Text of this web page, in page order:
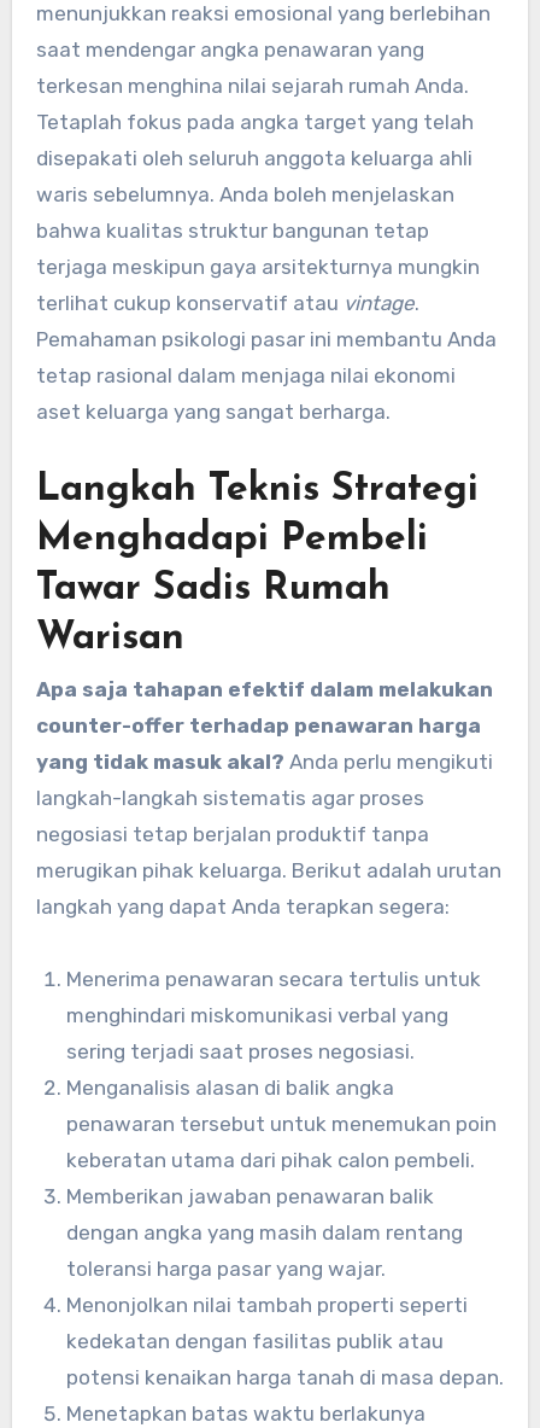
menunjukkan reaksi emosional yang berlebihan
saat mendengar angka penawaran yang
terkesan menghina nilai sejarah rumah Anda.
Tetaplah fokus pada angka target yang telah
disepakati oleh seluruh anggota keluarga ahli
waris sebelumnya. Anda boleh menjelaskan
bahwa kualitas struktur bangunan tetap
terjaga meskipun gaya arsitekturnya mungkin
terlihat cukup konservatif atau vintage.
Pemahaman psikologi pasar ini membantu Anda
tetap rasional dalam menjaga nilai ekonomi
aset keluarga yang sangat berharga.
Langkah Teknis Strategi
Menghadapi Pembeli
Tawar Sadis Rumah
Warisan
Apa saja tahapan efektif dalam melakukan
counter-offer terhadap penawaran harga
yang tidak masuk akal? Anda perlu mengikuti
langkah-langkah sistematis agar proses
negosiasi tetap berjalan produktif tanpa
merugikan pihak keluarga. Berikut adalah urutan
langkah yang dapat Anda terapkan segera:
Menerima penawaran secara tertulis untuk
menghindari miskomunikasi verbal yang
sering terjadi saat proses negosiasi.
Menganalisis alasan di balik angka
penawaran tersebut untuk menemukan poin
keberatan utama dari pihak calon pembeli.
Memberikan jawaban penawaran balik
dengan angka yang masih dalam rentang
toleransi harga pasar yang wajar.
Menonjolkan nilai tambah properti seperti
kedekatan dengan fasilitas publik atau
potensi kenaikan harga tanah di masa depan.
Menetapkan batas waktu berlakunya